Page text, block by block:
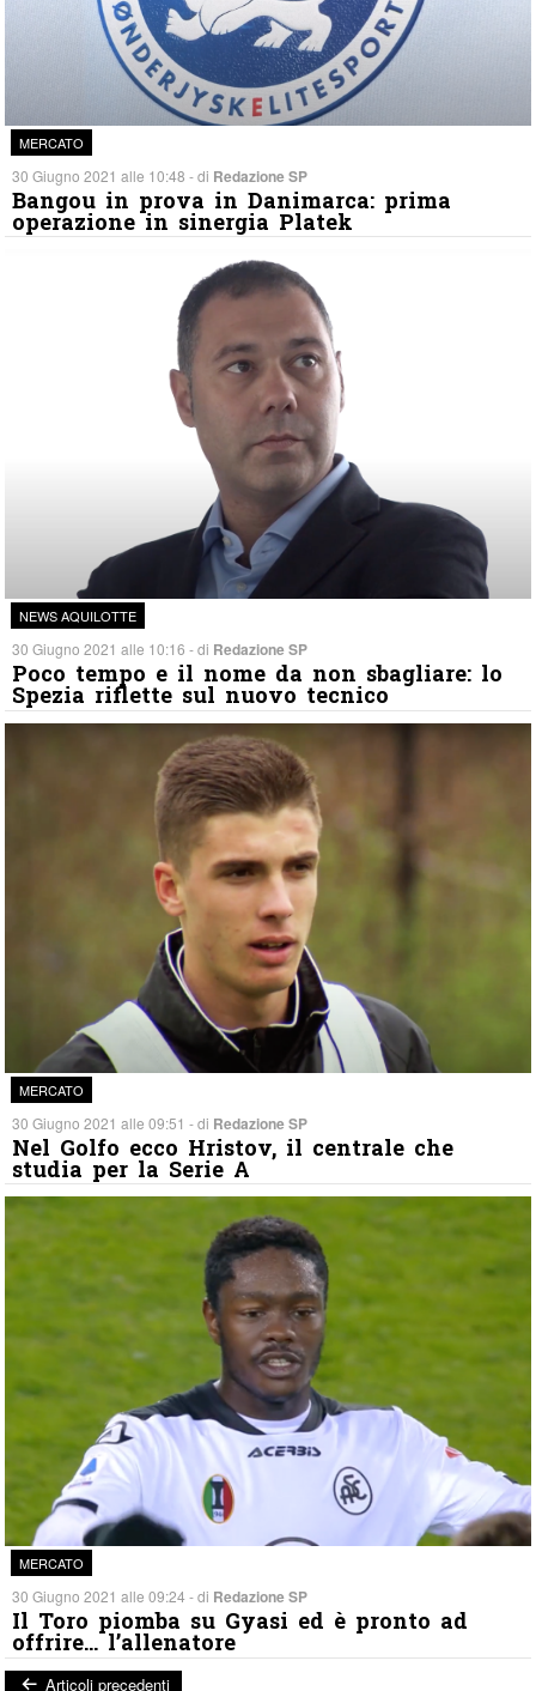
MERCATO
30 Giugno 2021 alle 10:48 - di Redazione SP
Bangou in prova in Danimarca: prima
operazione in sinergia Platek
NEWS AQUILOTTE
30 Giugno 2021 alle 10:16 - di Redazione SP
Poco tempo e il nome da non sbagliare: lo
Spezia riflette sul nuovo tecnico
MERCATO
30 Giugno 2021 alle 09:51 - di Redazione SP
Nel Golfo ecco Hristov, il centrale che
studia per la Serie A
MERCATO
30 Giugno 2021 alle 09:24 - di Redazione SP
Il Toro piomba su Gyasi ed è pronto ad
offrire… l’allenatore
Articoli precedenti